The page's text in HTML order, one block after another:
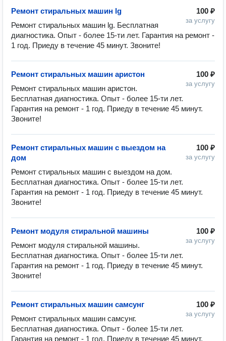
100 ₽
за услугу
Ремонт стиральных машин lg
Ремонт стиральных машин lg. Бесплатная
диагностика. Опыт - более 15-ти лет. Гарантия на ремонт -
1 год. Приеду в течение 45 минут. Звоните!
100 ₽
за услугу
Ремонт стиральных машин аристон
Ремонт стиральных машин аристон.
Бесплатная диагностика. Опыт - более 15-ти лет.
Гарантия на ремонт - 1 год. Приеду в течение 45 минут.
Звоните!
100 ₽
за услугу
Ремонт стиральных машин с выездом на
дом
Ремонт стиральных машин с выездом на дом.
Бесплатная диагностика. Опыт - более 15-ти лет.
Гарантия на ремонт - 1 год. Приеду в течение 45 минут.
Звоните!
100 ₽
за услугу
Ремонт модуля стиральной машины
Ремонт модуля стиральной машины.
Бесплатная диагностика. Опыт - более 15-ти лет.
Гарантия на ремонт - 1 год. Приеду в течение 45 минут.
Звоните!
100 ₽
за услугу
Ремонт стиральных машин самсунг
Ремонт стиральных машин самсунг.
Бесплатная диагностика. Опыт - более 15-ти лет.
Гарантия на ремонт - 1 год. Приеду в течение 45 минут.